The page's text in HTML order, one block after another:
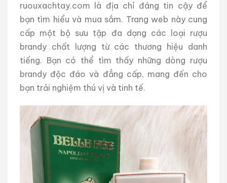
ruouxachtay.com là địa chỉ đáng tin cậy để
bạn tìm hiểu và mua sắm. Trang web này cung
cấp một bộ sưu tập đa dạng các loại rượu
brandy chất lượng từ các thương hiệu danh
tiếng. Bạn có thể tìm thấy những dòng rượu
brandy độc đáo và đẳng cấp, mang đến cho
bạn trải nghiệm thú vị và tinh tế.